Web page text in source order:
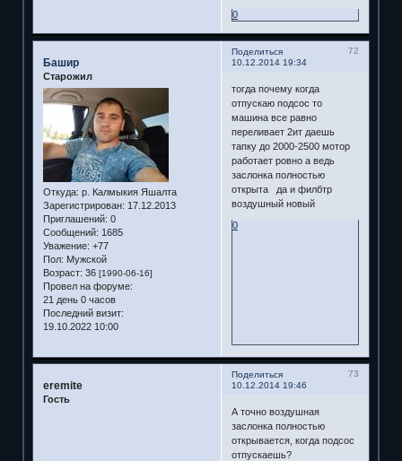
0
Поделиться
72
10.12.2014 19:34
Башир
Старожил
Откуда: р. Калмыкия Яшалта
Зарегистрирован: 17.12.2013
Приглашений: 0
Сообщений: 1685
Уважение: +77
Пол: Мужской
Возраст: 36 [1990-06-16]
Провел на форуме:
21 день 0 часов
Последний визит:
19.10.2022 10:00
тогда почему когда
отпускаю подсос то
машина все равно
переливает 2ит даешь
тапку до 2000-2500 мотор
работает ровно а ведь
заслонка полностью
открыта да и филбтр
воздушный новый
0
Поделиться
73
10.12.2014 19:46
eremite
Гость
А точно воздушная
заслонка полностью
открывается, когда подсос
отпускаешь?